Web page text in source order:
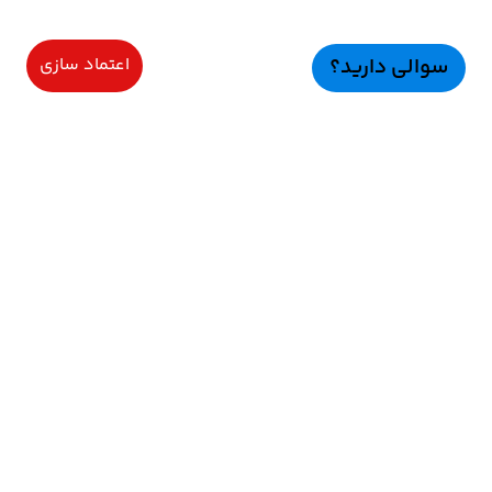
سوالی دارید؟ اعتماد سازی